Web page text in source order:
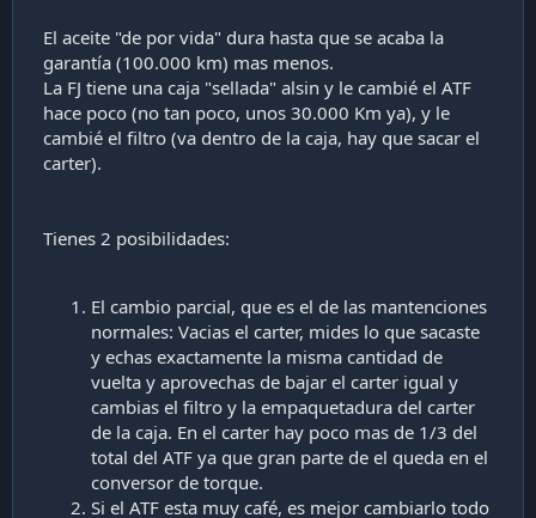
El aceite "de por vida" dura hasta que se acaba la
garantía (100.000 km) mas menos.
La FJ tiene una caja "sellada" alsin y le cambié el ATF
hace poco (no tan poco, unos 30.000 Km ya), y le
cambié el filtro (va dentro de la caja, hay que sacar el
carter).
Tienes 2 posibilidades:
El cambio parcial, que es el de las mantenciones
normales: Vacias el carter, mides lo que sacaste
y echas exactamente la misma cantidad de
vuelta y aprovechas de bajar el carter igual y
cambias el filtro y la empaquetadura del carter
de la caja. En el carter hay poco mas de 1/3 del
total del ATF ya que gran parte de el queda en el
conversor de torque.
Si el ATF esta muy café, es mejor cambiarlo todo